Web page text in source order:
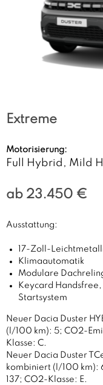
Extreme
Motorisierung:
Full Hybrid, Mild
ab 23.450 €
Ausstattung:
17-Zoll-
Klimaautomatik
Modulare
Keycard Handsfree,
Startsystem
Neuer Dacia Duster
(l/100 km): 5; CO2-
Klasse: C.
Neuer Dacia Duster
kombiniert (l/100 km):
137; CO2-Klasse: E.